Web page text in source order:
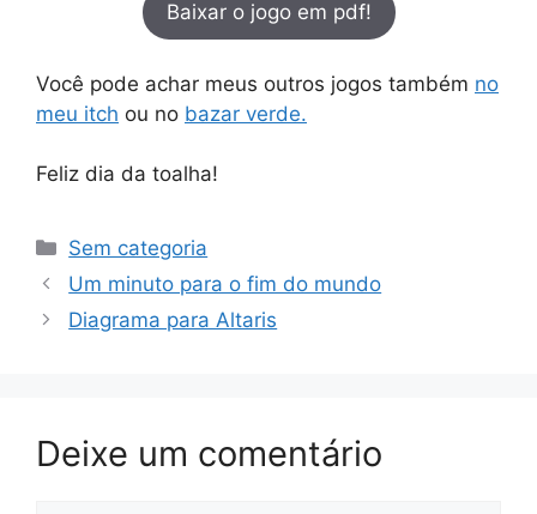
Baixar o jogo em pdf!
Você pode achar meus outros jogos também no
meu itch ou no bazar verde.
Feliz dia da toalha!
Categorias
Sem categoria
Um minuto para o fim do mundo
Diagrama para Altaris
Deixe um comentário